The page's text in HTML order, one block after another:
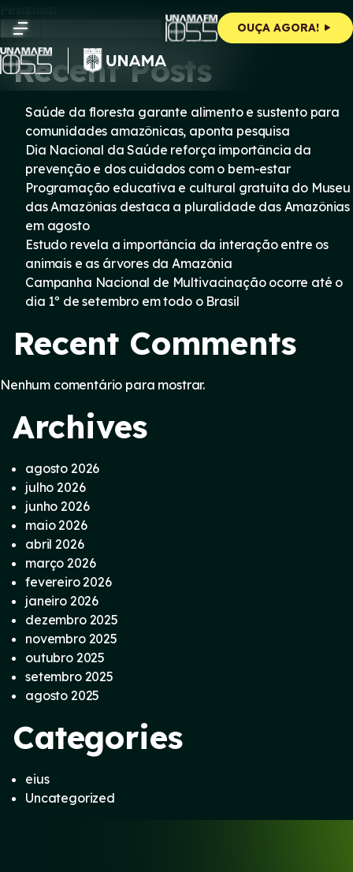
content
OUÇA AGORA!
Pesquisar
Pesquisar
Recent Posts
Saúde da floresta garante alimento e sustento para
comunidades amazônicas, aponta pesquisa
Dia Nacional da Saúde reforça importância da
prevenção e dos cuidados com o bem-estar
Programação educativa e cultural gratuita do Museu
das Amazônias destaca a pluralidade das Amazônias
em agosto
Estudo revela a importância da interação entre os
animais e as árvores da Amazônia
Campanha Nacional de Multivacinação ocorre até o
dia 1º de setembro em todo o Brasil
Recent Comments
Nenhum comentário para mostrar.
Archives
agosto 2026
julho 2026
junho 2026
maio 2026
abril 2026
março 2026
fevereiro 2026
janeiro 2026
dezembro 2025
novembro 2025
outubro 2025
setembro 2025
agosto 2025
Categories
eius
Uncategorized